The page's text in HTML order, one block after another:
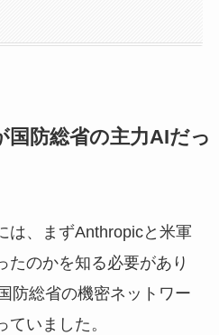
防総省の主力AIだっ
は、まずAnthropicと米軍
たのかを知る必要があり
防総省の機密ネットワー
いました。